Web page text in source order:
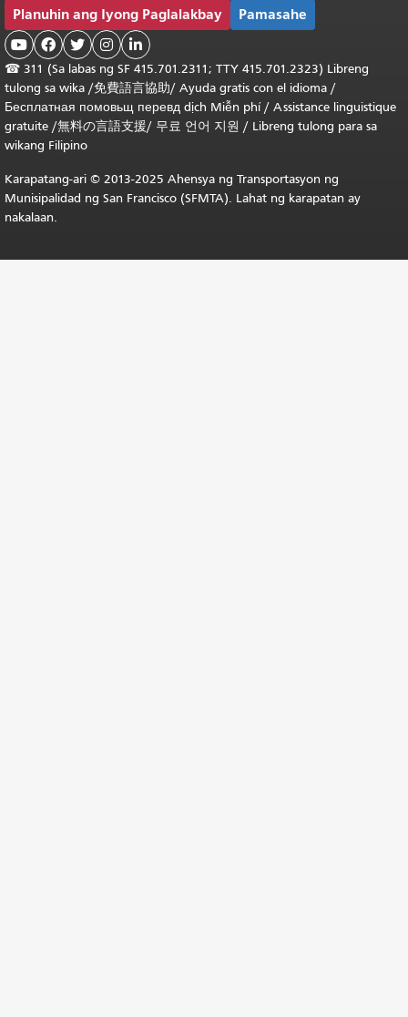
Planuhin ang Iyong Paglalakbay Pamasahe
    
☎ 311 (Sa labas ng SF 415.701.2311; TTY 415.701.2323) Libreng
tulong sa wika /免費語言協助/ Ayuda gratis con el idioma /
Бесплатная помовьщ перевд dịch Miễn phí/ Assistance linguistique
gratuite /無料の言語支援/ 무료 언어 지원 / Libreng tulong para sa
wikang Filipino
Karapatang-ari © 2013-2025 Ahensya ng Transportasyon ng
Munisipalidad ng San Francisco (SFMTA). Lahat ng karapatan ay
nakalaan.